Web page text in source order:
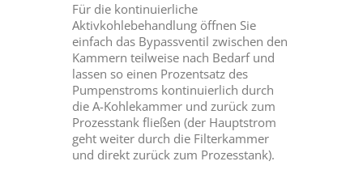
Für die kontinuierliche
Aktivkohlebehandlung öffnen Sie
einfach das Bypassventil zwischen den
Kammern teilweise nach Bedarf und
lassen so einen Prozentsatz des
Pumpenstroms kontinuierlich durch
die A-Kohlekammer und zurück zum
Prozesstank fließen (der Hauptstrom
geht weiter durch die Filterkammer
und direkt zurück zum Prozesstank).